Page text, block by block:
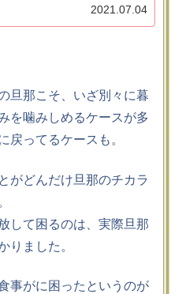
2021.07.04
旦那こそ、いざ別々に暮
を噛みしめるケースが多
戻ってるケースも。
がどんだけ旦那のチカラ
して困るのは、実際旦那
りました。
事がに困ったというのが